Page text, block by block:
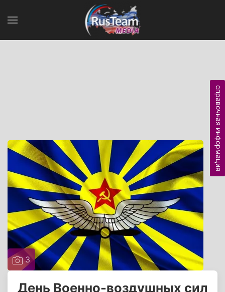
3
День Военно-воздушных сил
справочная информация